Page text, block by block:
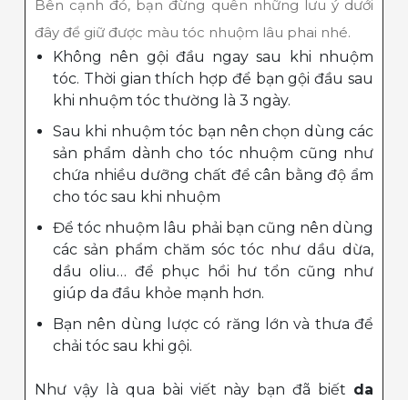
Bên cạnh đó, bạn đừng quên những lưu ý dưới
đây để giữ được màu tóc nhuộm lâu phai nhé.
Không nên gội đầu ngay sau khi nhuộm
tóc. Thời gian thích hợp để bạn gội đầu sau
khi nhuộm tóc thường là 3 ngày.
Sau khi nhuộm tóc bạn nên chọn dùng các
sản phẩm dành cho tóc nhuộm cũng như
chứa nhiều dưỡng chất để cân bằng độ ẩm
cho tóc sau khi nhuộm
Để tóc nhuộm lâu phải bạn cũng nên dùng
các sản phẩm chăm sóc tóc như dầu dừa,
dầu oliu… để phục hồi hư tổn cũng như
giúp da đầu khỏe mạnh hơn.
Bạn nên dùng lược có răng lớn và thưa để
chải tóc sau khi gội.
Như vậy là qua bài viết này bạn đã biết da